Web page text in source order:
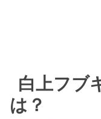
白上フブ
は？